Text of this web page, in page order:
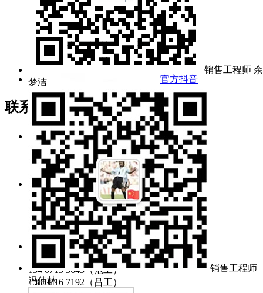
销售工程师 余
梦洁
销售工程师
冯佳林
官方抖音
联系我们
电话/传真：
027-60706976/60706977
销售值班：
189 7295 5637（余女士）
139 7136 1285（冯先生）
售后服务：
134 0715 3645（范工）
138 0716 7192（吕工）